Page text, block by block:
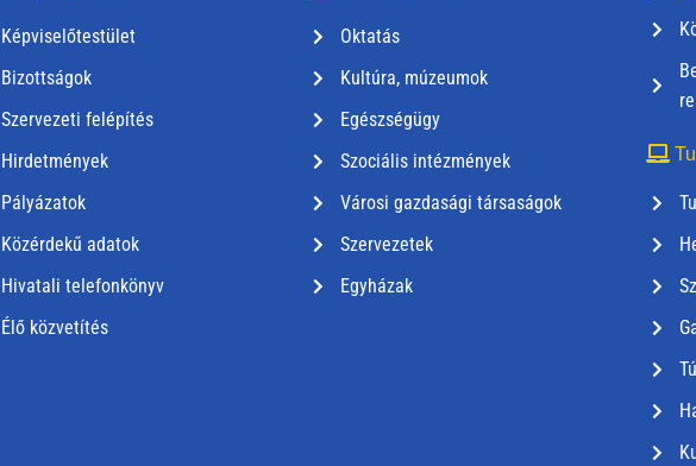
Képviselőtestület
Bizottságok
Szervezeti felépítés
Hirdetmények
Pályázatok
Közérdekű adatok
Hivatali telefonkönyv
Élő közvetítés
Oktatás
Kultúra, múzeumok
Egészségügy
Szociális intézmények
Városi gazdasági társaságok
Szervezetek
Egyházak